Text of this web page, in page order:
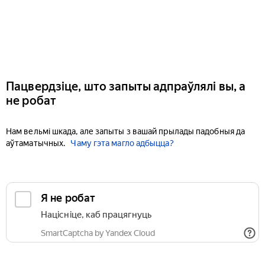
Пацвердзіце, што запыты адпраўлялі вы, а
не робат
Нам вельмі шкада, але запыты з вашай прылады падобныя да
аўтаматычных.
Чаму гэта магло адбыцца?
Я не робат
Націсніце, каб працягнуць
SmartCaptcha by Yandex Cloud